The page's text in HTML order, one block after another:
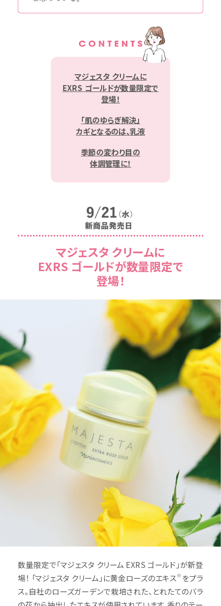
マジェスタ クリームに
EXRS ゴールドが数量限定で
登場！
「肌のゆらぎ解決」
カギとなるのは、乳液
季節の変わり目の
体調管理に！
マジェスタ クリームに
EXRS ゴールドが数量限定で
登場！
数量限定で「マジェスタ クリーム EXRS ゴールド」が新登
場！ 「マジェスタ クリーム」に黄金ローズのエキス※ をプラ
ス。自社のローズガーデンで栽培された、とれたてのバラ